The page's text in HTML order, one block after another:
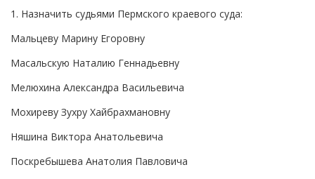
1. Назначить судьями Пермского краевого суда:
Мальцеву Марину Егоровну
Масальскую Наталию Геннадьевну
Мелюхина Александра Васильевича
Мохиреву Зухру Хайбрахмановну
Няшина Виктора Анатольевича
Поскребышева Анатолия Павловича